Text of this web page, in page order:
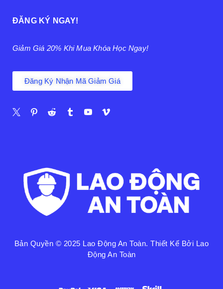
ĐĂNG KÝ NGAY!
Giảm Giá 20% Khi Mua Khóa Học Ngay!
Đăng Ký Nhận Mã Giảm Giá
Bản Quyền © 2025 Lao Động An Toàn. Thiết Kế Bởi Lao
Động An Toàn